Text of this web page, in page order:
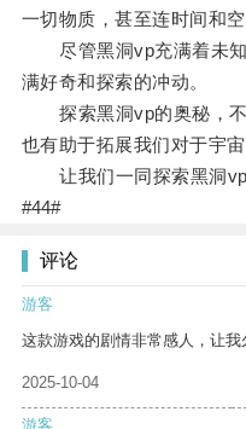
一切物质，甚至连时间和空
尽管黑洞vp充满着未知
满好奇和探索的冲动。
探索黑洞vp的奥秘，不
也有助于拓展我们对于宇宙
让我们一同探索黑洞vp
#44#
评论
游客
这款游戏的剧情非常感人，让我
2025-10-04
游客